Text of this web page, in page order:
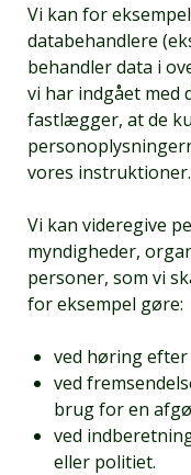
Vi kan for
databehandlere
behandler data i
vi har indgået med
fastlægger, at de
vores instruktioner.
Vi kan videregive
myndigheder,
personer, som vi
for eksempel gøre:
ved høring
ved
brug for en
ved
eller politiet.